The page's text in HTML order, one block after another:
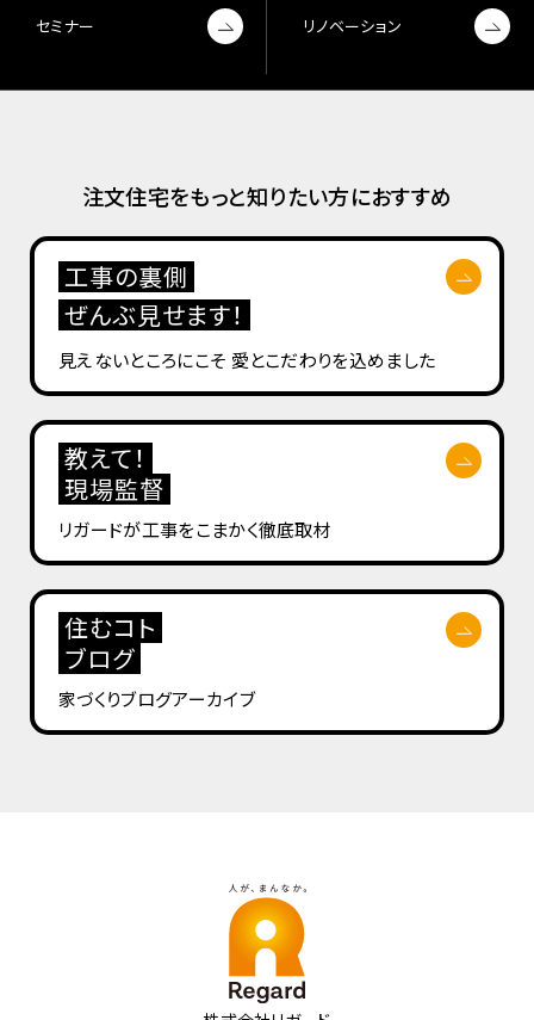
セミナー リノベーション
注文住宅をもっと知りたい方におすすめ
工事の裏側
ぜんぶ見せます！
見えないところにこそ 愛とこだわりを込めました
教えて！
現場監督
リガードが工事をこまかく徹底取材
住むコト
ブログ
家づくりブログアーカイブ